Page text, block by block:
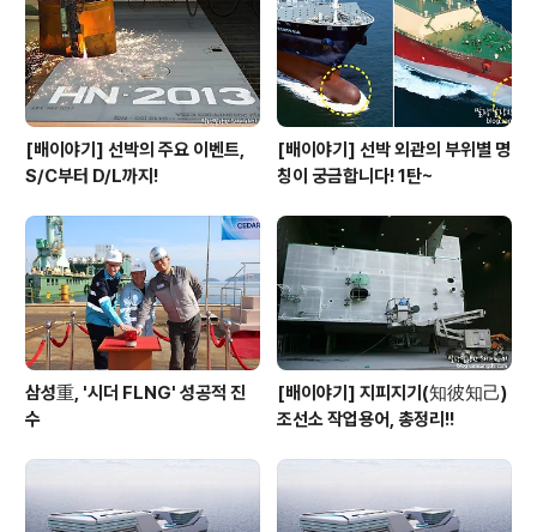
[배이야기] 선박의 주요 이벤트,
S/C부터 D/L까지!
[배이야기] 선박 외관의 부위별 명
칭이 궁금합니다! 1탄~
삼성重, '시더 FLNG' 성공적 진
수
[배이야기] 지피지기(知彼知己)
조선소 작업용어, 총정리!!